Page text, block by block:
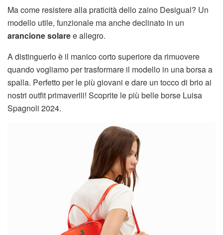
Ma come resistere alla praticità dello zaino Desigual? Un
modello utile, funzionale ma anche declinato in un
arancione solaree allegro.
A distinguerlo è il manico corto superiore da rimuovere
quando vogliamo per trasformare il modello in una borsa a
spalla. Perfetto per le più giovani e dare un tocco di brio ai
nostri outfit primaverili! Scoprite le più belle borse Luisa
Spagnoli 2024.